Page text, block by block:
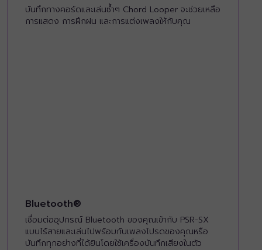
บันทึกทางคอร์ดและเล่นซ้ำๆ Chord Looper จะช่วยเหลือ
การแสดง การฝึกฝน และการแต่งเพลงให้กับคุณ
Bluetooth®
เชื่อมต่ออุปกรณ์ Bluetooth ของคุณเข้ากับ PSR-SX
แบบไร้สายและเล่นไปพร้อมกับเพลงโปรดของคุณหรือ
บันทึกทุกอย่างที่ได้ยินโดยใช้เครื่องบันทึกเสียงในตัว